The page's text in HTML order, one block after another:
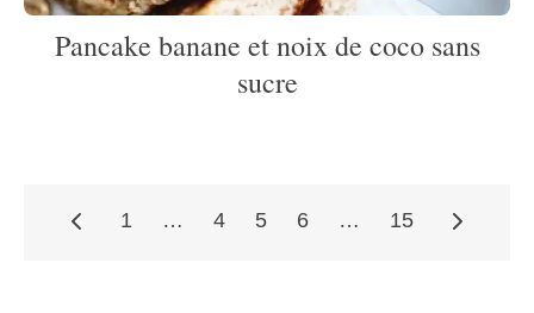
Pancake banane et noix de coco sans
sucre
Pagination
1 … 4 5 6 … 15